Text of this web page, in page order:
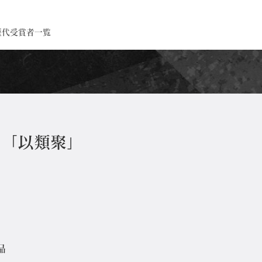
代受賞者一覧
以類聚」